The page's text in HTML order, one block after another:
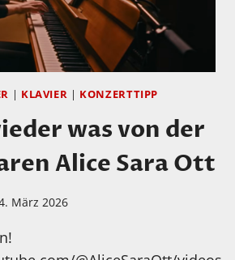
| KLAVIER | KONZERTTIPP
was von der
Alice Sara Ott
März 2026